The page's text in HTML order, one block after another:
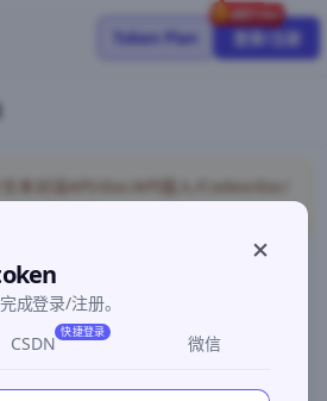
Token Plan 登录/注册
本对话API/doc/API接入/Codex/doc/
技有限公司粤ICP备2026096960号-3
成登录/注册。
CSDN
快捷登录
微信